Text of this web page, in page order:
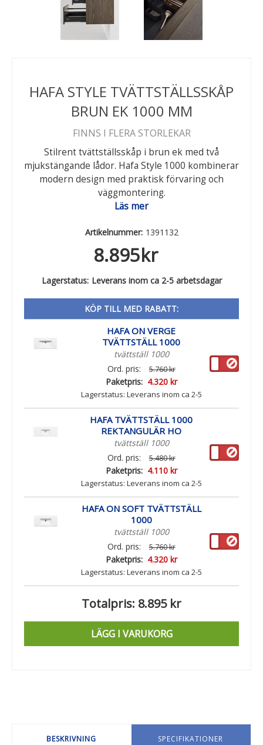
HAFA STYLE TVÄTTSTÄLLSSKÅP
BRUN EK 1000 MM
FINNS I FLERA STORLEKAR
Stilrent tvättställsskåp i brun ek med två
mjukstängande lådor. Hafa Style 1000 kombinerar
modern design med praktisk förvaring och
väggmontering.
Läs mer
Artikelnummer: 1391132
8.895kr
Lagerstatus: Leverans inom ca 2-5 arbetsdagar
KÖP TILL MED RABATT:
HAFA ON VERGE
TVÄTTSTÄLL 1000
tvättställ 1000
Ord. pris:
5.760 kr
Paketpris: 4.320 kr
Lagerstatus: Leverans inom ca 2-5
arbetsdagar
HAFA TVÄTTSTÄLL 1000
REKTANGULÄR HO
tvättställ 1000
Ord. pris:
5.480 kr
Paketpris: 4.110 kr
Lagerstatus: Leverans inom ca 2-5
arbetsdagar
HAFA ON SOFT TVÄTTSTÄLL
1000
tvättställ 1000
Ord. pris:
5.760 kr
Paketpris: 4.320 kr
Lagerstatus: Leverans inom ca 2-5
arbetsdagar
Totalpris: 8.895 kr
LÄGG I VARUKORG
BESKRIVNING SPECIFIKATIONER